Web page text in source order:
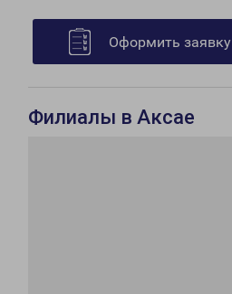
Оформить заявку
Филиалы в Аксае